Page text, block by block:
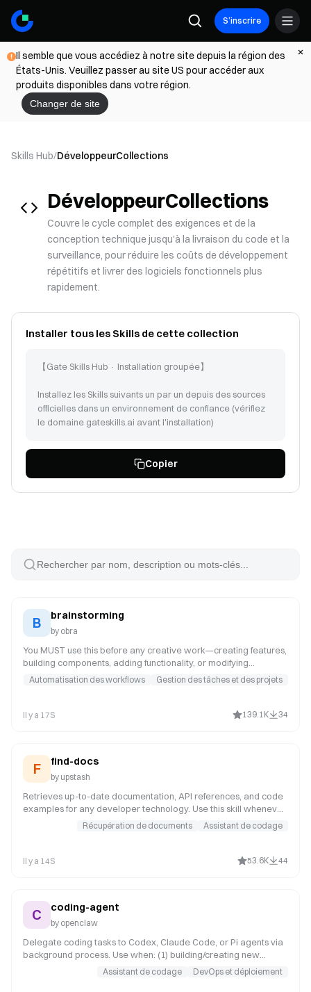
S’inscrire
Il semble que vous accédiez à notre site depuis la région des
États-Unis. Veuillez passer au site US pour accéder aux
produits disponibles dans votre région.
Changer de site
Skills Hub/DéveloppeurCollections
DéveloppeurCollections
Couvre le cycle complet des exigences et de la
conception technique jusqu'à la livraison du code et la
surveillance, pour réduire les coûts de développement
répétitifs et livrer des logiciels fonctionnels plus
rapidement.
Installer tous les Skills de cette collection
【Gate Skills Hub · Installation groupée】
Installez les Skills suivants un par un depuis des sources
officielles dans un environnement de confiance (vérifiez
le domaine gateskills.ai avant l'installation)
Suivez les instructions sur https://www.gateskills.ai/skills-
hub/install/install.sh | bash -s -- --no-skills --path pour
installer Gate Skills Hub uniquement en CLI, puis installez
les Skills suivants :
peekaboo (id: 129)
Copier
B brainstorming
by obra
You MUST use this before any creative work—creating features,
building components, adding functionality, or modifying
behavior. It examines user intent, requirements, and design prior
Automatisation des workflows Gestion des tâches et des projets
Il y a 17S 139.1K 34
F find-docs
by upstash
Retrieves up-to-date documentation, API references, and code
examples for any developer technology. Use this skill whenever
the user asks about a specific library, framework, SDK, CLI tool,
or cloud service -- even for well-known ones like React, Next.js,
data may not reflect recent API changes or version updates.
Récupération de documents Assistant de codage
Il y a 14S 53.6K 44
C coding-agent
by openclaw
Delegate coding tasks to Codex, Claude Code, or Pi agents via
background process. Use when: (1) building/creating new
features or apps, (2) reviewing PRs (spawn in temp dir), (3)
refactoring large codebases, (4) iterative coding that needs file
Assistant de codage DevOps et déploiement